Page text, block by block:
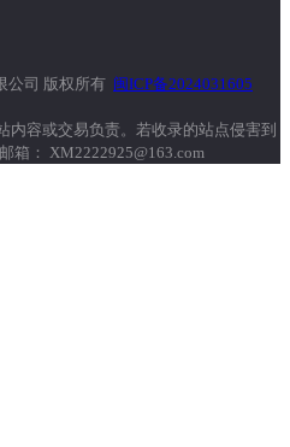
公司 版权所有 闽ICP备2024031605
内容或交易负责。若收录的站点侵害到
箱： XM2222925@163.com